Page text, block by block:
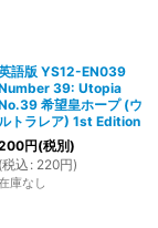
語版 YS12-EN039
39: Utopia
希望皇ホープ (ウ
ルトラレア) 1st Edition
円(税別)
(税込 : 220円)
庫なし